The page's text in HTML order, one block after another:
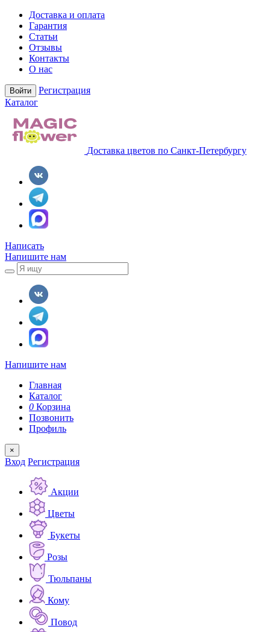
Доставка и оплата
Гарантия
Статьи
Отзывы
Контакты
О нас
Войти
Регистрация
Каталог
Доставка цветов по Санкт-Петербургу
Написать
Напишите нам
Напишите нам
Главная
Каталог
0 Корзина
Позвонить
Профиль
×
Вход Регистрация
Акции
Цветы
Букеты
Розы
Тюльпаны
Кому
Повод